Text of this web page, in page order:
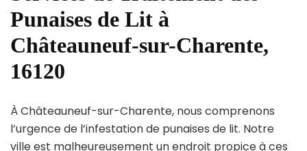
Punaises de Lit à
Châteauneuf-sur-Charente,
16120
À Châteauneuf-sur-Charente, nous comprenons
l’urgence de l’infestation de punaises de lit. Notre
ville est malheureusement un endroit propice à ces